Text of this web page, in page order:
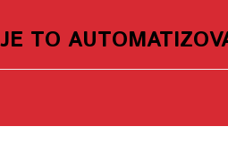
TO